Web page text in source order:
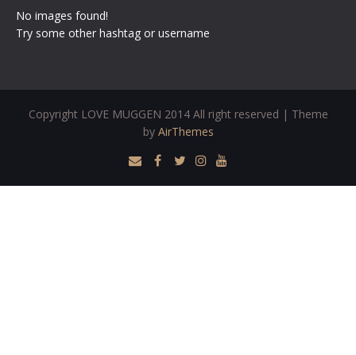
No images found!
Try some other hashtag or username
Copyright LOVE MUGGEN 2014 All right reserved | Theme
by AirThemes